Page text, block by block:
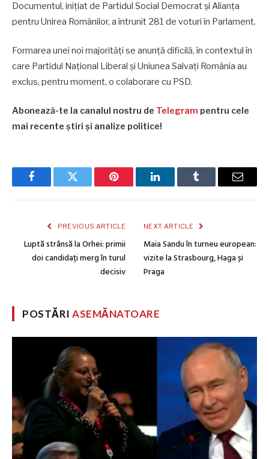
Documentul, inițiat de Partidul Social Democrat și Alianța
pentru Unirea Românilor, a întrunit 281 de voturi în Parlament.
Formarea unei noi majorități se anunță dificilă, în contextul în
care Partidul Național Liberal și Uniunea Salvați România au
exclus, pentru moment, o colaborare cu PSD.
Abonează-te la canalul nostru de Telegram pentru cele
mai recente știri și analize politice!
FacebookTwitter Pinterest LinkedInTumblr Email
PREVIOUS ARTICLE
Luptă strânsă la Orhei: primii
doi candidați merg în turul
decisiv
NEXT ARTICLE
Maia Sandu în turneu european:
vizite la Strasbourg, Haga și
Praga
POSTĂRIASEMĂNATOARE